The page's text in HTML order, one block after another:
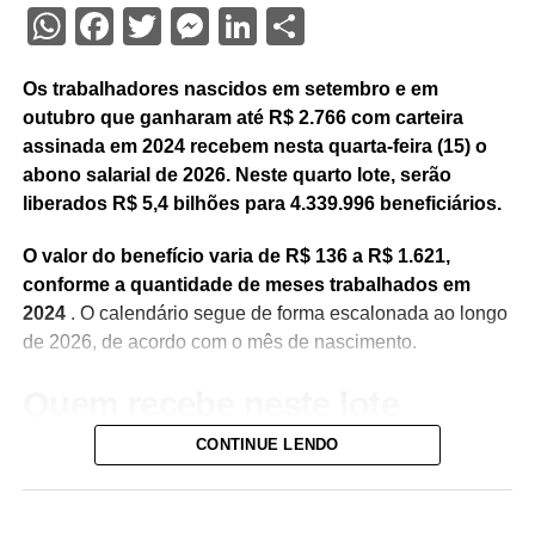
WhatsApp
Facebook
Twitter
Messenger
LinkedIn
Share
Os trabalhadores nascidos em setembro e em
outubro que ganharam até R$ 2.766 com carteira
assinada em 2024 recebem nesta quarta-feira (15) o
abono salarial de 2026. Neste quarto lote, serão
liberados R$ 5,4 bilhões para 4.339.996 beneficiários.
O valor do benefício varia de R$ 136 a R$ 1.621,
conforme a quantidade de meses trabalhados em
2024. O calendário segue de forma escalonada ao longo
de 2026, de acordo com o mês de nascimento.
Do total de contemplados em maio:
CONTINUE LENDO